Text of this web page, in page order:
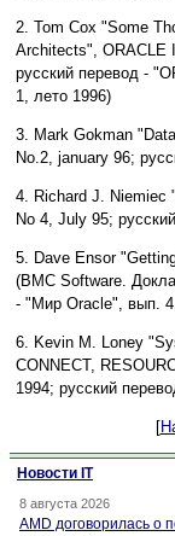
2. Tom Cox "Some
Architects", ORACLE
русский перевод -
1, лето 1996)
3. Mark Gokman
No.2, january 96;
4. Richard J. Niemiec
No 4, July 95;
5. Dave Ensor
(BMC Software.
- "Мир Oracle", вып.
6. Kevin M. Loney
CONNECT,
1994; русский
[
Новости IT
8 августа 2026
AMD договорилась о